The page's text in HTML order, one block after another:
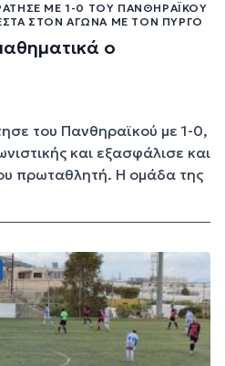
ΜΕ 1-0 ΤΟΥ ΠΑΝΘΗΡΑΪΚΟΎ
ΣΤΟΝ ΑΓΏΝΑ ΜΕ ΤΟΝ ΠΎΡΓΟ
ο
του Πανθηραϊκού με 1-0,
και εξασφάλισε και
πρωταθλητή. Η ομάδα της